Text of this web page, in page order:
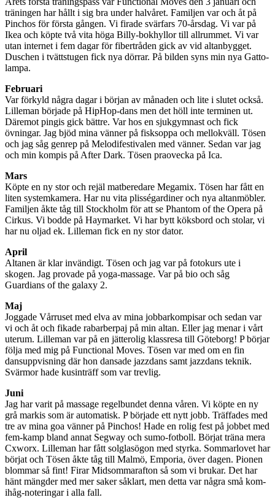
träningen har hållt i sig bra under halvåret. Familjen var och åt på
Pinchos för första gången. Vi firade svärfars 70-årsdag. Vi var på
Ikea och köpte två vita höga Billy-bokhyllor till allrummet. Vi var
utan internet i fem dagar för fibertråden gick av vid altanbygget.
Duschen i tvättstugen fick nya dörrar. På bilden syns min nya Gatto-
lampa.
Februari
Var förkyld några dagar i början av månaden och lite i slutet också.
Lilleman började på HipHop-dans men det höll inte terminen ut.
Däremot pingis gick bättre. Var hos en sjukgymnast och fick
övningar. Jag bjöd mina vänner på fisksoppa och mellokväll. Tösen
och jag såg genrep på Melodifestivalen med vänner. Sedan var jag
och min kompis på After Dark. Tösen praovecka på Ica.
Mars
Köpte en ny stor och rejäl matberedare Megamix. Tösen har fått en
liten systemkamera. Har nu vita plisségardiner och nya altanmöbler.
Familjen åkte tåg till Stockholm för att se Phantom of the Opera på
Cirkus. Vi bodde på Haymarket. Vi har bytt köksbord och stolar, vi
har nu oljad ek. Lilleman fick en ny stor dator.
April
Altanen är klar invändigt. Tösen och jag var på fotokurs ute i
skogen. Jag provade på yoga-massage. Var på bio och såg
Guardians of the galaxy 2.
Maj
Joggade Vårruset med elva av mina jobbarkompisar och sedan var
vi och åt och fikade rabarberpaj på min altan. Eller jag menar i vårt
uterum. Lilleman var på en jätterolig klassresa till Göteborg! P börjar
följa med mig på Functional Moves. Tösen var med om en fin
dansuppvisning där hon dansade jazzdans samt jazzdans teknik.
Svärmor hade kusinträff som var trevlig.
Juni
Jag har varit på massage regelbundet denna våren. Vi köpte en ny
grå markis som är automatisk. P började ett nytt jobb. Träffades med
tre av mina goa vänner på Pinchos! Hade en rolig fest på jobbet med
fem-kamp bland annat Segway och sumo-fotboll. Börjat träna mera
Cxworx. Lilleman har fått solglasögon med styrka. Sommarlovet har
börjat och Tösen åkte tåg till Malmö, Emporia, över dagen. Pionen
blommar så fint! Firar Midsommarafton så som vi brukar. Det har
hänt mängder med mer saker såklart, men detta var några små kom-
ihåg-noteringar i alla fall.